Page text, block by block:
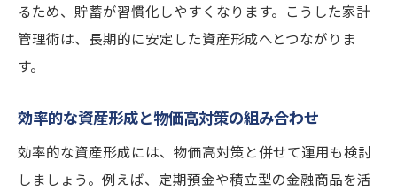
るため、貯蓄が習慣化しやすくなります。こうした家計
管理術は、長期的に安定した資産形成へとつながりま
す。
効率的な資産形成と物価高対策の組み合わせ
効率的な資産形成には、物価高対策と併せて運用も検討
しましょう。例えば、定期預金や積立型の金融商品を活